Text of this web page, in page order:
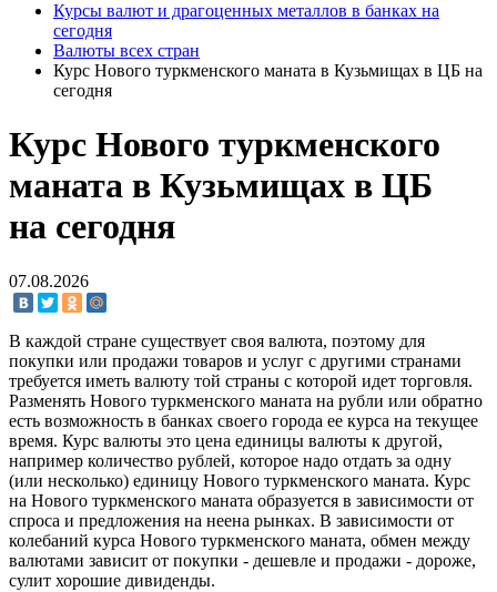
Курсы валют и драгоценных металлов в банках на
сегодня
Валюты всех стран
Курс Нового туркменского маната в Кузьмищах в ЦБ на
сегодня
Курс Нового туркменского
маната в Кузьмищах в ЦБ
на сегодня
07.08.2026
В каждой стране существует своя валюта, поэтому для
покупки или продажи товаров и услуг с другими странами
требуется иметь валюту той страны с которой идет торговля.
Разменять Нового туркменского маната на рубли или обратно
есть возможность в банках своего города ее курса на текущее
время. Курс валюты это цена единицы валюты к другой,
например количество рублей, которое надо отдать за одну
(или несколько) единицу Нового туркменского маната. Курс
на Нового туркменского маната образуется в зависимости от
спроса и предложения на неена рынках. В зависимости от
колебаний курса Нового туркменского маната, обмен между
валютами зависит от покупки - дешевле и продажи - дороже,
сулит хорошие дивиденды.